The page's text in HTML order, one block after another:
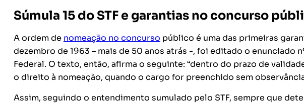
Súmula 15 do STF e garantias no concurso
A ordem de nomeação no concurso público é uma das primeiras
dezembro de 1963 – mais de 50 anos atrás -, foi editado o enunciado
Federal. O texto, então, afirma o seguinte: “dentro do prazo de
o direito à nomeação, quando o cargo for preenchido sem
Assim, seguindo o entendimento sumulado pelo STF, sempre que